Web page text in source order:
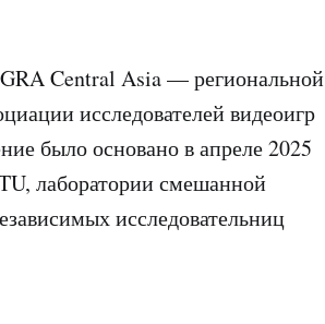
Central Asia — региональной
исследователей видеоигр
было основано в апреле 2025
лаборатории смешанной
исследовательниц